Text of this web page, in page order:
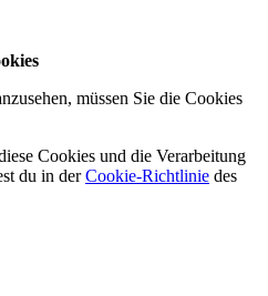
müssen Sie die Cookies
Cookies und die Verarbeitung
du in derCookie-Richtlinie des